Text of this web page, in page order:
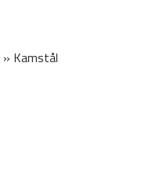
» Kamstål